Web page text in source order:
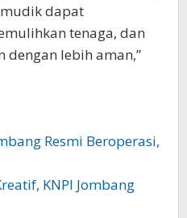
dapat
tenaga, dan
lebih aman,”
Resmi Beroperasi,
KNPI Jombang